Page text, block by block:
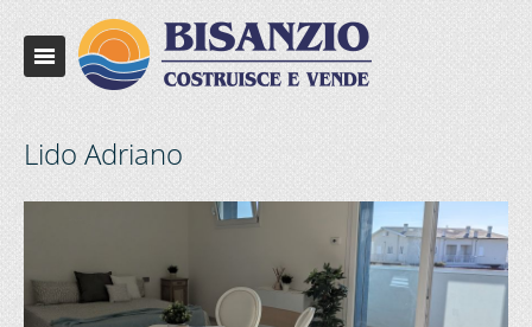
Lido Adriano